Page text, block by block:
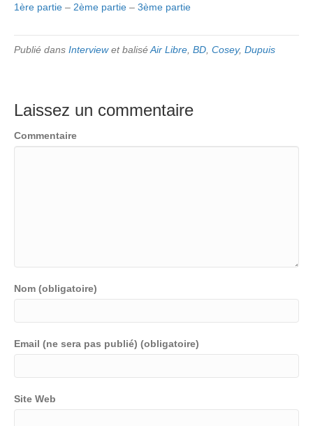
1ère partie – 2ème partie – 3ème partie
Publié dans Interviewet baliséAir Libre BD Cosey, Dupuis
Laissez un commentaire
Commentaire
Nom (obligatoire)
Email (ne sera pas publié) (obligatoire)
Site Web